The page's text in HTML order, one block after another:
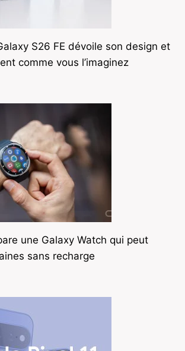
S26 FE dévoile son design et
comme vous l’imaginez
une Galaxy Watch qui peut
sans recharge